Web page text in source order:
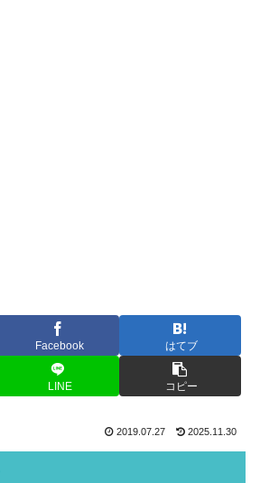
Facebook はてブ
LINE コピー
2019.07.27 2025.11.30